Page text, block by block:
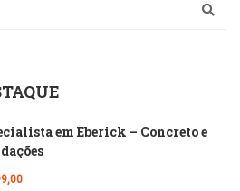
em Eberick – Concreto e